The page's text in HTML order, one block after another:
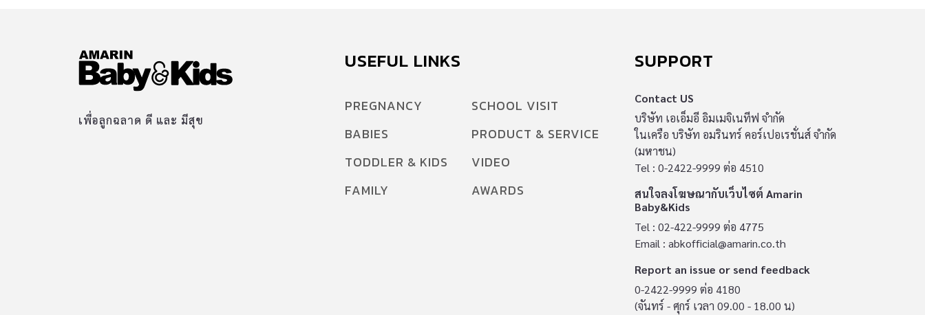
เพื่อลูกฉลาด ดี และ มีสุข
USEFUL LINKS
PREGNANCY
BABIES
TODDLER & KIDS
FAMILY
SCHOOL VISIT
PRODUCT & SERVICE
VIDEO
AWARDS
SUPPORT
Contact US
บริษัท เอเอ็มอี อิมเมจิเนทีฟ จำกัด
ในเครือ บริษัท อมรินทร์ คอร์เปอเรชั่นส์ จำกัด
(มหาชน)
Tel : 0-2422-9999 ต่อ 4510
สนใจลงโฆษณากับเว็บไซต์ Amarin
Baby&Kids
Tel : 02-422-9999 ต่อ 4775
Email : abkofficial@amarin.co.th
Report an issue or send feedback
0-2422-9999 ต่อ 4180
(จันทร์ - ศุกร์ เวลา 09.00 - 18.00 น)